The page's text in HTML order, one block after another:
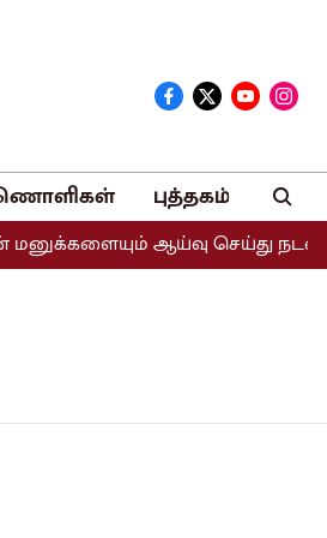
புத்தகம்
ஆய்வு செய்து